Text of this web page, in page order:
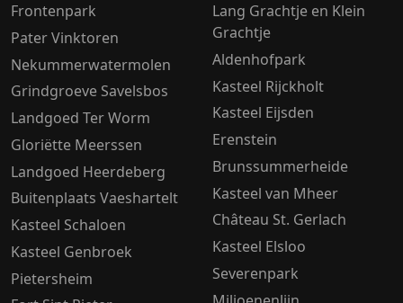
Frontenpark
Pater Vinktoren
Nekummerwatermolen
Grindgroeve Savelsbos
Landgoed Ter Worm
Gloriëtte Meerssen
Landgoed Heerdeberg
Buitenplaats Vaeshartelt
Kasteel Schaloen
Kasteel Genbroek
Pietersheim
Lang Grachtje en Klein
Grachtje
Aldenhofpark
Kasteel Rijckholt
Kasteel Eijsden
Erenstein
Brunssummerheide
Kasteel van Mheer
Château St. Gerlach
Kasteel Elsloo
Severenpark